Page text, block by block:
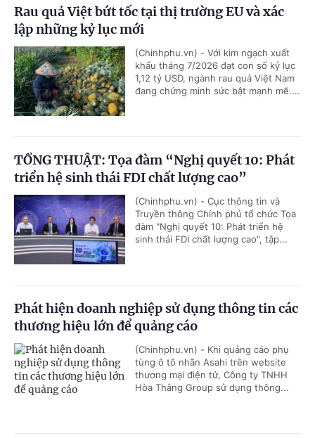
Rau quả Việt bứt tốc tại thị trường EU và xác
lập những kỷ lục mới
(Chinhphu.vn) - Với kim ngạch xuất
khẩu tháng 7/2026 đạt con số kỷ lục
1,12 tỷ USD, ngành rau quả Việt Nam
đang chứng minh sức bật mạnh mẽ....
TỔNG THUẬT: Tọa đàm “Nghị quyết 10: Phát
triển hệ sinh thái FDI chất lượng cao”
(Chinhphu.vn) - Cục thông tin và
Truyền thông Chính phủ tổ chức Tọa
đàm "Nghị quyết 10: Phát triển hệ
sinh thái FDI chất lượng cao", tập...
Phát hiện doanh nghiệp sử dụng thông tin các
thương hiệu lớn để quảng cáo
(Chinhphu.vn) - Khi quảng cáo phụ
tùng ô tô nhãn Asahi trên website
thương mại điện tử, Công ty TNHH
Hòa Thắng Group sử dụng thông...